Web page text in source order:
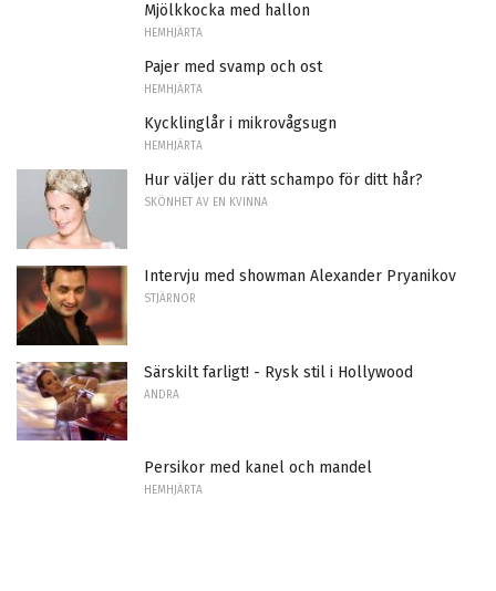
Mjölkkocka med hallon
HEMHJÄRTA
Pajer med svamp och ost
HEMHJÄRTA
Kycklinglår i mikrovågsugn
HEMHJÄRTA
Hur väljer du rätt schampo för ditt hår?
SKÖNHET AV EN KVINNA
Intervju med showman Alexander Pryanikov
STJÄRNOR
Särskilt farligt! - Rysk stil i Hollywood
ANDRA
Persikor med kanel och mandel
HEMHJÄRTA